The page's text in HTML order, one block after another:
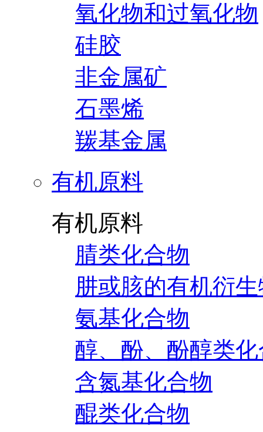
氧化物和过氧化物
硅胶
非金属矿
石墨烯
羰基金属
有机原料
有机原料
腈类化合物
肼或胲的有机衍
氨基化合物
醇、酚、酚醇类
含氮基化合物
醌类化合物